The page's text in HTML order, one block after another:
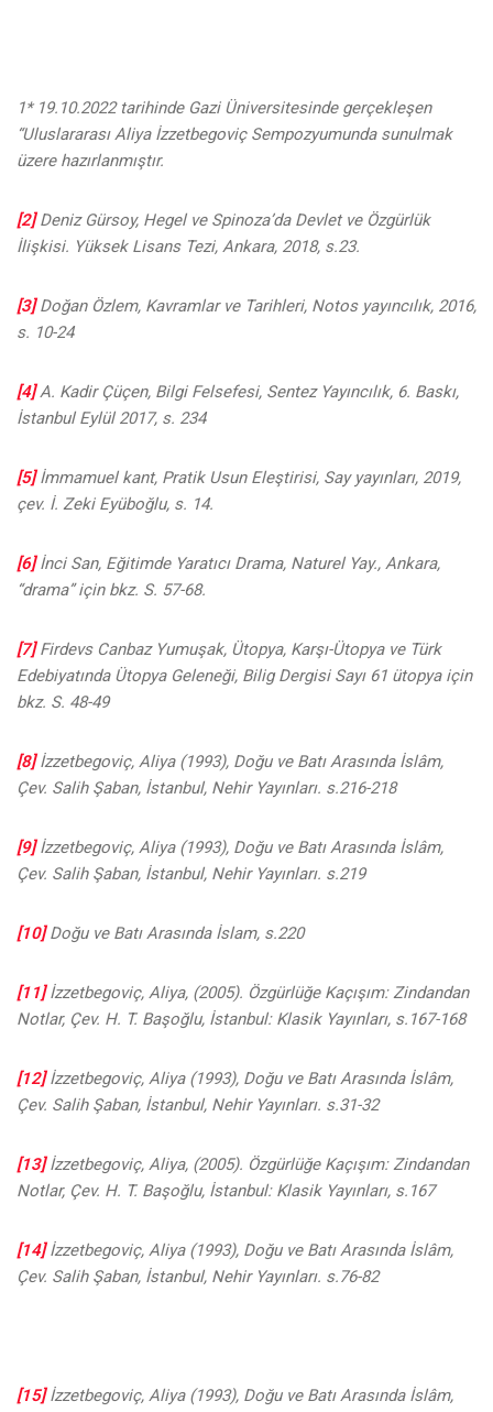
1* 19.10.2022 tarihinde Gazi Üniversitesinde gerçekleşen
“Uluslararası Aliya İzzetbegoviç Sempozyumunda sunulmak
üzere hazırlanmıştır.
[2]Deniz Gürsoy, Hegel ve Spinoza’da Devlet ve Özgürlük
İlişkisi. Yüksek Lisans Tezi, Ankara, 2018, s.23.
[3]Doğan Özlem, Kavramlar ve Tarihleri, Notos yayıncılık, 2016,
s. 10-24
[4]A. Kadir Çüçen, Bilgi Felsefesi, Sentez Yayıncılık, 6. Baskı,
İstanbul Eylül 2017, s. 234
[5]İmmamuel kant, Pratik Usun Eleştirisi, Say yayınları, 2019,
çev. İ. Zeki Eyüboğlu, s. 14.
[6]İnci San, Eğitimde Yaratıcı Drama, Naturel Yay., Ankara,
“drama” için bkz. S. 57-68.
[7]Firdevs Canbaz Yumuşak, Ütopya, Karşı-Ütopya ve Türk
Edebiyatında Ütopya Geleneği, Bilig Dergisi Sayı 61 ütopya için
bkz. S. 48-49
[8]İzzetbegoviç, Aliya (1993), Doğu ve Batı Arasında İslâm,
Çev. Salih Şaban, İstanbul, Nehir Yayınları. s.216-218
[9]İzzetbegoviç, Aliya (1993), Doğu ve Batı Arasında İslâm,
Çev. Salih Şaban, İstanbul, Nehir Yayınları. s.219
[10]Doğu ve Batı Arasında İslam, s.220
[11]İzzetbegoviç, Aliya, (2005). Özgürlüğe Kaçışım: Zindandan
Notlar, Çev. H. T. Başoğlu, İstanbul: Klasik Yayınları, s.167-168
[12]İzzetbegoviç, Aliya (1993), Doğu ve Batı Arasında İslâm,
Çev. Salih Şaban, İstanbul, Nehir Yayınları. s.31-32
[13]İzzetbegoviç, Aliya, (2005). Özgürlüğe Kaçışım: Zindandan
Notlar, Çev. H. T. Başoğlu, İstanbul: Klasik Yayınları, s.167
[14]İzzetbegoviç, Aliya (1993), Doğu ve Batı Arasında İslâm,
Çev. Salih Şaban, İstanbul, Nehir Yayınları. s.76-82
[15]İzzetbegoviç, Aliya (1993), Doğu ve Batı Arasında İslâm,